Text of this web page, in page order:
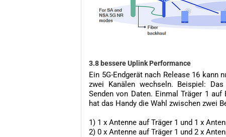
3.8 bessere Uplink Performance
Ein 5G-Endgerät nach Release 16 kann
zwei Kanälen wechseln. Beispiel:
Senden von Daten. Einmal Träger 1
hat das Handy die Wahl zwischen zwei
1) 1 x Antenne auf Träger 1 und 1 x
2) 0 x Antenne auf Träger 1 und 2 x